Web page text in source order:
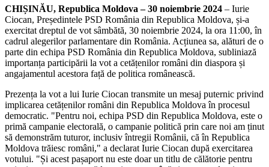
CHIȘINĂU, Republica Moldova – 30 noiembrie 2024 – Iurie
Ciocan, Președintele PSD România din Republica Moldova, și-a
exercitat dreptul de vot sâmbătă, 30 noiembrie 2024, la ora 11:00, în
cadrul alegerilor parlamentare din România. Acțiunea sa, alături de o
parte din echipa PSD România din Republica Moldova, subliniază
importanța participării la vot a cetățenilor români din diaspora și
angajamentul acestora față de politica românească.
Prezența la vot a lui Iurie Ciocan transmite un mesaj puternic privind
implicarea cetățenilor români din Republica Moldova în procesul
democratic. "Pentru noi, echipa PSD din Republica Moldova, este o
primă campanie electorală, o campanie politică prin care noi am ținut
să demonstrăm tuturor, inclusiv întregii Românii, că în Republica
Moldova trăiesc români," a declarat Iurie Ciocan după exercitarea
votului. "Și acest pașaport nu este doar un titlu de călătorie pentru